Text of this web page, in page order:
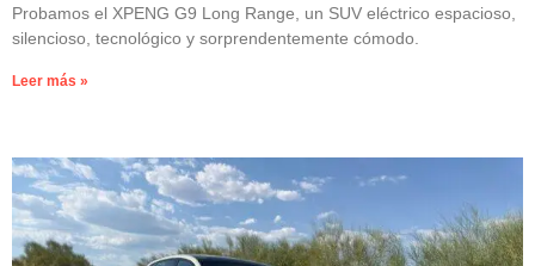
Probamos el XPENG G9 Long Range, un SUV eléctrico espacioso,
silencioso, tecnológico y sorprendentemente cómodo.
Leer más »